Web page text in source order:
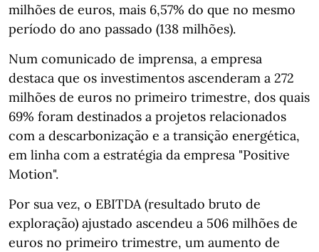
milhões de euros, mais 6,57% do que no mesmo
período do ano passado (138 milhões).
Num comunicado de imprensa, a empresa
destaca que os investimentos ascenderam a 272
milhões de euros no primeiro trimestre, dos quais
69% foram destinados a projetos relacionados
com a descarbonização e a transição energética,
em linha com a estratégia da empresa "Positive
Motion".
Por sua vez, o EBITDA (resultado bruto de
exploração) ajustado ascendeu a 506 milhões de
euros no primeiro trimestre, um aumento de